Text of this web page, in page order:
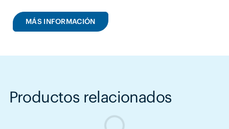
MÁS INFORMACIÓN
Productos relacionados